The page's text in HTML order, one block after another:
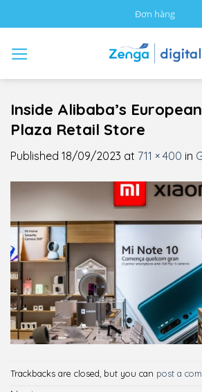
to
Đơn hàng
Inside Alibaba’s
Plaza Retail Store
Published 18/09/2023 at 711 × 400 in
Trackbacks are closed, but you can post a